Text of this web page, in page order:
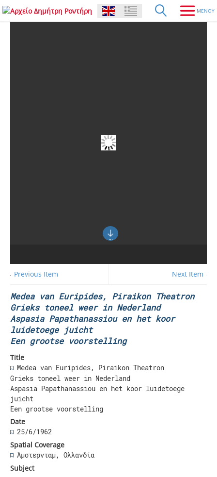
← Previous Item Next Item →
Medea van Euripides, Piraikon Theatron
Grieks toneel weer in Nederland
Aspasia Papathanassiou en het koor
luidetoege juicht
Een grootse voorstelling
Title
Medea van Euripides, Piraikon Theatron
Grieks toneel weer in Nederland
Aspasia Papathanassiou en het koor luidetoege
juicht
Een grootse voorstelling
Date
25/6/1962
Spatial Coverage
Άμστερνταμ, Ολλανδία
Subject